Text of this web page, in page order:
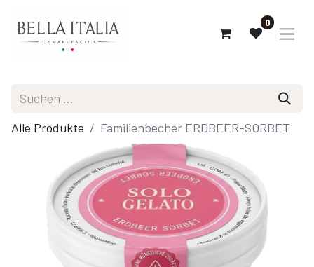
0
Alle Produkte Familienbecher ERDBEER-SORBET